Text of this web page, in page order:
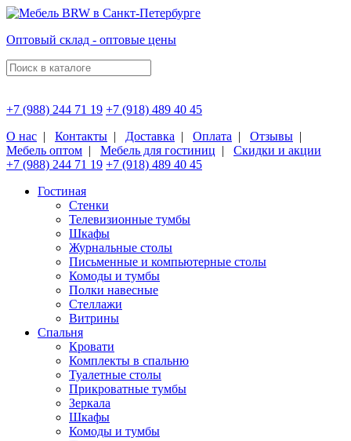
Оптовый склад - оптовые цены
+7 (988) 244 71 19 +7 (918) 489 40 45
О нас | Контакты | Доставка | Оплата | Отзывы |
Мебель оптом | Мебель для гостиниц | Скидки и акции
+7 (988) 244 71 19 +7 (918) 489 40 45
Гостиная
Стенки
Телевизионные тумбы
Шкафы
Журнальные столы
Письменные и компьютерные столы
Комоды и тумбы
Полки навесные
Стеллажи
Витрины
Спальня
Кровати
Комплекты в спальню
Туалетные столы
Прикроватные тумбы
Зеркала
Шкафы
Комоды и тумбы